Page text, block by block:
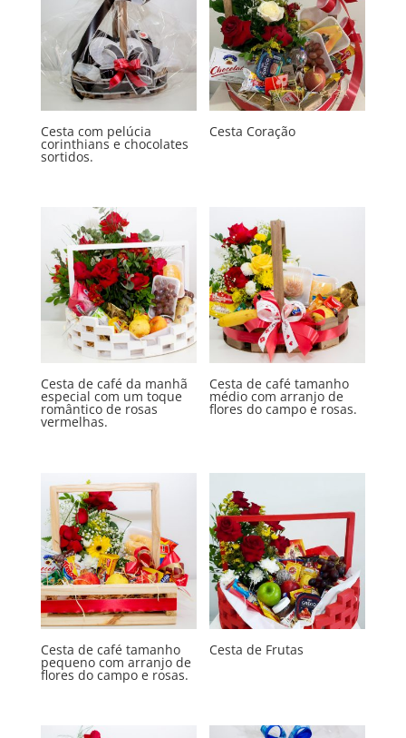
Cesta com pelúcia
corinthians e chocolates
sortidos.
Cesta Coração
Cesta de café da manhã
especial com um toque
romântico de rosas
vermelhas.
Cesta de café tamanho
médio com arranjo de
flores do campo e rosas.
Cesta de café tamanho
pequeno com arranjo de
flores do campo e rosas.
Cesta de Frutas